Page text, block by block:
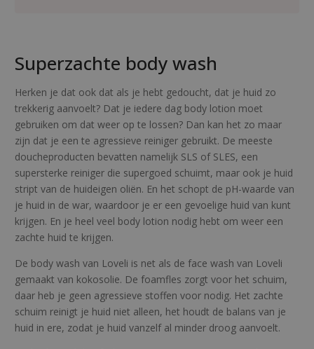
r
v
e
s
i
z
e
a
a
n
a
l
Superzachte body wash
Herken je dat ook dat als je hebt gedoucht, dat je huid zo
trekkerig aanvoelt? Dat je iedere dag body lotion moet
gebruiken om dat weer op te lossen? Dan kan het zo maar
zijn dat je een te agressieve reiniger gebruikt. De meeste
doucheproducten bevatten namelijk SLS of SLES, een
supersterke reiniger die supergoed schuimt, maar ook je huid
stript van de huideigen oliën. En het schopt de pH-waarde van
je huid in de war, waardoor je er een gevoelige huid van kunt
krijgen. En je heel veel body lotion nodig hebt om weer een
zachte huid te krijgen.
De body wash van Loveli is net als de face wash van Loveli
gemaakt van kokosolie. De foamfles zorgt voor het schuim,
daar heb je geen agressieve stoffen voor nodig. Het zachte
schuim reinigt je huid niet alleen, het houdt de balans van je
huid in ere, zodat je huid vanzelf al minder droog aanvoelt.